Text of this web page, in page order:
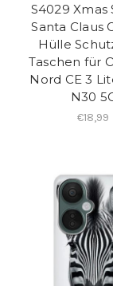
S4029 Xmas
Santa Claus
Hülle
Taschen für
Nord CE 3
N30
€18,99